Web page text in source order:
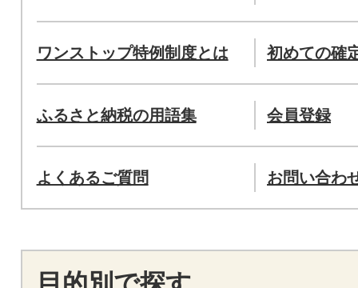
ワンストップ特例制度とは 初めての確
ふるさと納税の用語集 会員登録
よくあるご質問 お問い合わ